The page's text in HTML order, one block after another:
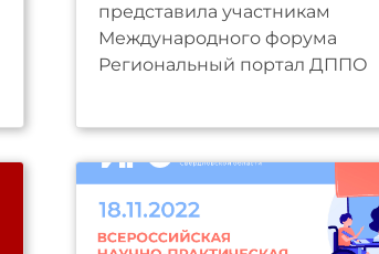
представила участникам
Международного форума
Региональный портал ДППО